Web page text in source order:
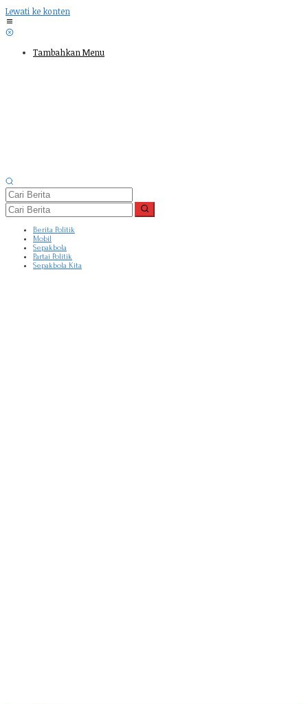
Lewati ke konten
Tambahkan Menu
Berita Politik
Mobil
Sepakbola
Partai Politik
Sepakbola Kita